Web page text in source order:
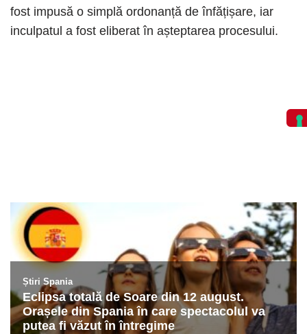
fost impusă o simplă ordonanță de înfățișare, iar
inculpatul a fost eliberat în așteptarea procesului.